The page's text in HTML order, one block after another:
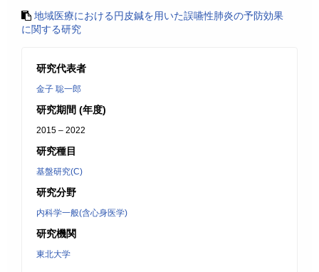
地域医療における円皮鍼を用いた誤嚥性肺炎の予防効果
に関する研究
研究代表者
金子 聡一郎
研究期間 (年度)
2015 – 2022
研究種目
基盤研究(C)
研究分野
内科学一般(含心身医学)
研究機関
東北大学